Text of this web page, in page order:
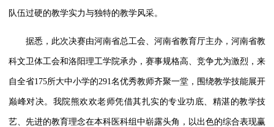
队伍过硬的教学实力与独特的教学风采。
据悉，此次决赛由河南省总工会、河南省教育厅主办，河南省教
科文卫体工会和洛阳理工学院承办 ，赛事规格高、竞争尤为激烈， 来
自全省175所大中小学的291名优秀教师齐聚一堂，围绕教学技能展开
巅峰对决。我院熊欢欢老师凭借其扎实的专业功底、精湛的教学技
艺、先进的教育理念在本科 医科组 中崭露头角，以出色的综合表现赢